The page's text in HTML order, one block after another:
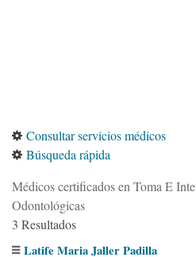
Consultar servicios médicos
Búsqueda rápida
Médicos certificados en Toma E
Odontológicas
3 Resultados
Latife Maria Jaller Padilla